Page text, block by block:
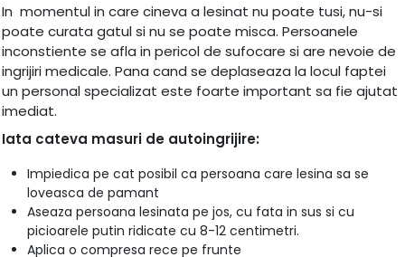
In momentul in care cineva a lesinat nu poate tusi, nu-si
poate curata gatul si nu se poate misca. Persoanele
inconstiente se afla in pericol de sufocare si are nevoie de
ingrijiri medicale. Pana cand se deplaseaza la locul faptei
un personal specializat este foarte important sa fie ajutat
imediat.
Iata cateva masuri de autoingrijire:
Impiedica pe cat posibil ca persoana care lesina sa se
loveasca de pamant
Aseaza persoana lesinata pe jos, cu fata in sus si cu
picioarele putin ridicate cu 8-12 centimetri.
Aplica o compresa rece pe frunte